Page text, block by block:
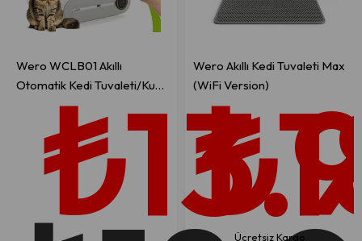
Wero WCLB01 Akıllı
Otomatik Kedi Tuvaleti/Kum
Kabı, Kızılötesi ve Ağırlık
Sensörlü, 65L+9L Geniş
Hacim, Kendi Kendini
Temizleme, Uygulamadan
Wero Akıllı Kedi Tuvaleti Max
(WiFi Version)
Ücretsiz Kargo